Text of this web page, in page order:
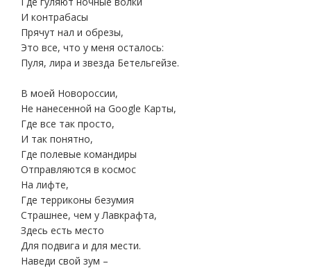
И контрабасы
Прячут нал и обрезы,
Это все, что у меня осталось:
Пуля, лира и звезда Бетельгейзе.
В моей Новороссии,
Не нанесенной на Google Карты,
Где все так просто,
И так понятно,
Где полевые командиры
Отправляются в космос
На лифте,
Где терриконы безумия
Страшнее, чем у Лавкрафта,
Здесь есть место
Для подвига и для мести.
Наведи свой зум –